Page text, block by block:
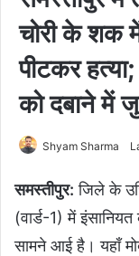
चोरी के शक
पीटकर
को दबाने में
Shyam Sharma
समस्तीपुर: जिले के
(वार्ड-1) में
सामने आई है। यहाँ